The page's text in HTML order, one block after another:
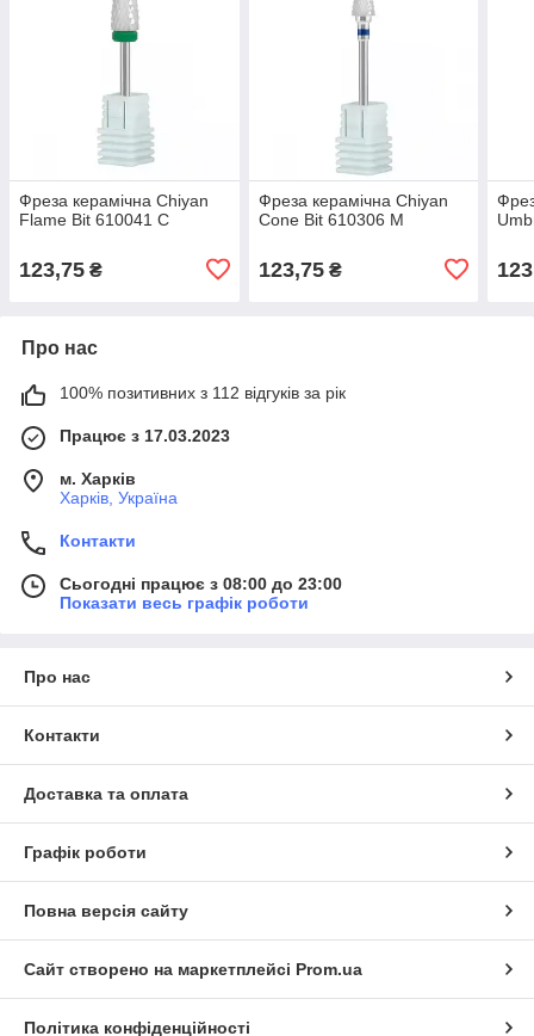
Фреза керамічна Chiyan
Flame Bit 610041 C
123,75 ₴
Фреза керамічна Chiyan
Cone Bit 610306 M
123,75₴
Про нас
100% позитивних з 112 відгуків за рік
Працює з 17.03.2023
м. Харків
Харків, Україна
Контакти
Сьогодні працює з 08:00 до 23:00
Показати весь графік роботи
Про нас
Контакти
Доставка та оплата
Графік роботи
Повна версія сайту
Сайт створено на маркетплейсі Prom.ua
Політика конфіденційності